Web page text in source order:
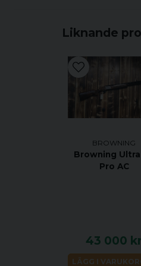
Liknande
BROWNING
Browning Ultra
Pro AC
43 000 kr
LÄGG I